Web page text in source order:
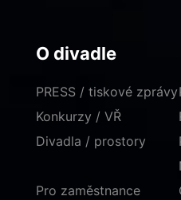
O divadle
PRESS / tiskové zprávy
Konkurzy / VŘ
Divadla / prostory
Pro zaměstnance